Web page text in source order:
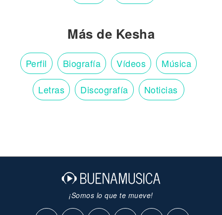
Más de Kesha
Perfil Biografía Vídeos Música
Letras Discografía Noticias
¡Somos lo que te mueve!